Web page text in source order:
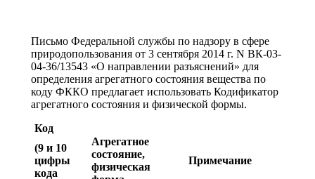
Письмо Федеральной службы по надзору в сфере
природопользования от 3 сентября 2014 г. N ВК-03-
04-36/13543 «О направлении разъяснений» для
определения агрегатного состояния вещества по
коду ФККО предлагает использовать Кодификатор
агрегатного состояния и физической формы.
Код
(9 и 10
цифры
кода
Агрегатное
состояние,
физическая
Примечание